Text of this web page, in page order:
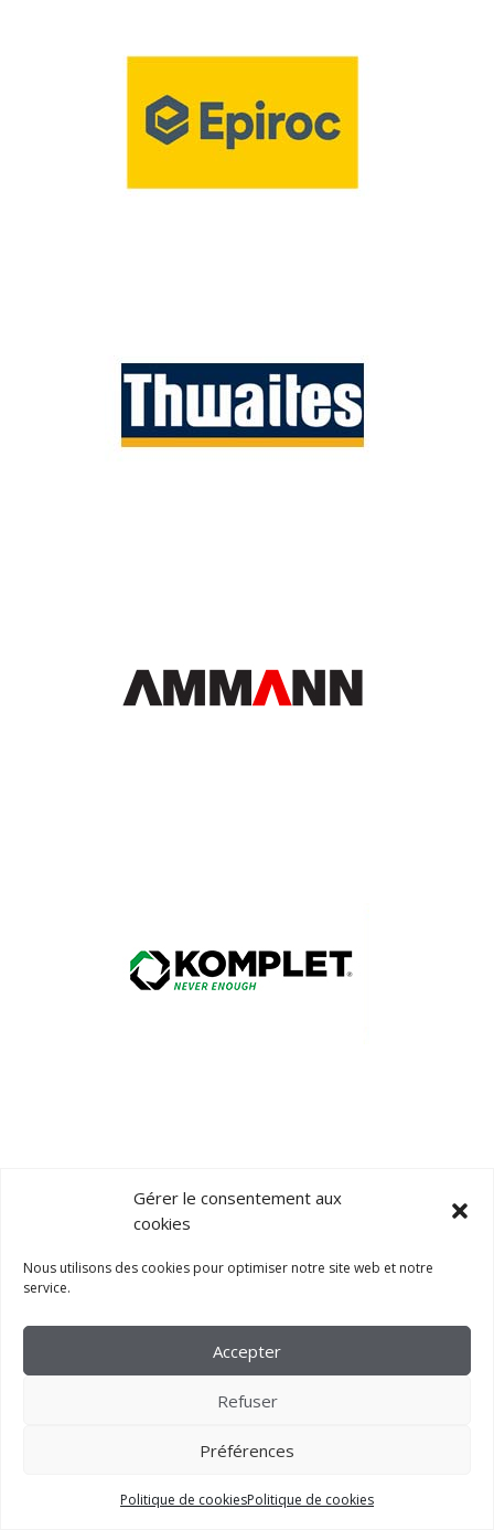
Gérer le consentement aux
cookies
Nous utilisons des cookies pour optimiser notre site web et notre
service.
Accepter
Refuser
Préférences
Politique de cookiesPolitique de cookies
Contactez-
nous